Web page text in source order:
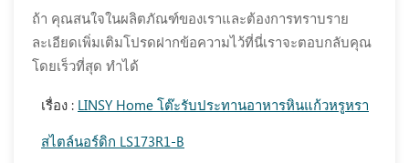
ถ้า คุณสนใจในผลิตภัณฑ์ของเราและต้องการทราบราย
ละเอียดเพิ่มเติมโปรดฝากข้อความไว้ที่นี่เราจะตอบกลับคุณ
โดยเร็วที่สุด ทำได้
เรื่อง : LINSY Home โต๊ะรับประทานอาหารหินแก้วหรูหรา
สไตล์นอร์ดิก LS173R1-B